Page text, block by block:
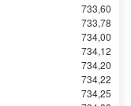
733,60
733,78
734,00
734,12
734,20
734,22
734,25